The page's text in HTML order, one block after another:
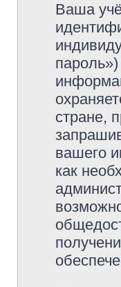
Ваша
стране,
вашего
как